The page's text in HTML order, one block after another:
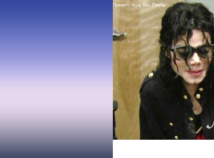
Приветствую Вас Гость